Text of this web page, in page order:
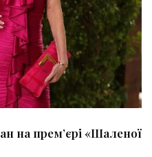
на прем’єрі «Шаленої